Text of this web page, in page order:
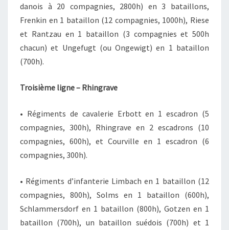
danois à 20 compagnies, 2800h) en 3 bataillons,
Frenkin en 1 bataillon (12 compagnies, 1000h), Riese
et Rantzau en 1 bataillon (3 compagnies et 500h
chacun) et Ungefugt (ou Ongewigt) en 1 bataillon
(700h).
Troisième ligne – Rhingrave
• Régiments de cavalerie Erbott en 1 escadron (5
compagnies, 300h), Rhingrave en 2 escadrons (10
compagnies, 600h), et Courville en 1 escadron (6
compagnies, 300h).
• Régiments d’infanterie Limbach en 1 bataillon (12
compagnies, 800h), Solms en 1 bataillon (600h),
Schlammersdorf en 1 bataillon (800h), Gotzen en 1
bataillon (700h), un bataillon suédois (700h) et 1